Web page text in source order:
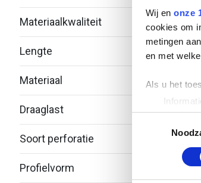
Wij en onze
cookies om
metingen
en met
Als u het
Uw
Lees meer
Materiaalkwaliteit
Lengte
Materiaal
Draaglast
Soort perforatie
Profielvorm